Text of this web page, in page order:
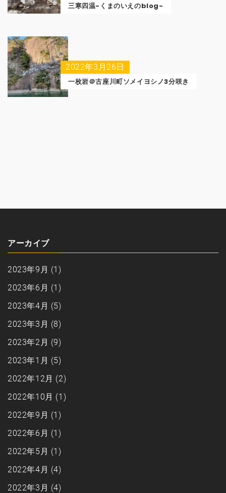
三寒四温-くまのいえのblog-
2022年3月26日
一枚岩＠古座川町ソメイヨシノ3分咲き
アーカイブ
2023年9月 (1)
2023年6月 (1)
2023年4月 (5)
2023年3月 (8)
2023年2月 (9)
2023年1月 (5)
2022年12月 (2)
2022年10月 (1)
2022年9月 (1)
2022年6月 (1)
2022年5月 (1)
2022年4月 (4)
2022年3月 (4)